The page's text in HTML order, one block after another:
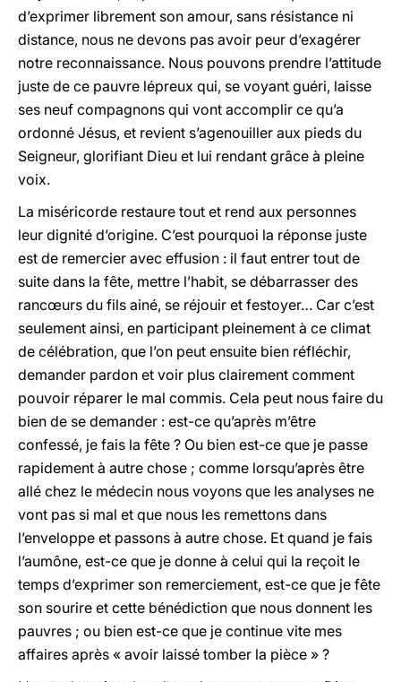
d’exprimer librement son amour, sans résistance ni
distance, nous ne devons pas avoir peur d’exagérer
notre reconnaissance. Nous pouvons prendre l’attitude
juste de ce pauvre lépreux qui, se voyant guéri, laisse
ses neuf compagnons qui vont accomplir ce qu’a
ordonné Jésus, et revient s’agenouiller aux pieds du
Seigneur, glorifiant Dieu et lui rendant grâce à pleine
voix.
La miséricorde restaure tout et rend aux personnes
leur dignité d’origine. C’est pourquoi la réponse juste
est de remercier avec effusion : il faut entrer tout de
suite dans la fête, mettre l’habit, se débarrasser des
rancœurs du fils ainé, se réjouir et festoyer… Car c’est
seulement ainsi, en participant pleinement à ce climat
de célébration, que l’on peut ensuite bien réfléchir,
demander pardon et voir plus clairement comment
pouvoir réparer le mal commis. Cela peut nous faire du
bien de se demander : est-ce qu’après m’être
confessé, je fais la fête ? Ou bien est-ce que je passe
rapidement à autre chose ; comme lorsqu’après être
allé chez le médecin nous voyons que les analyses ne
vont pas si mal et que nous les remettons dans
l’enveloppe et passons à autre chose. Et quand je fais
l’aumône, est-ce que je donne à celui qui la reçoit le
temps d’exprimer son remerciement, est-ce que je fête
son sourire et cette bénédiction que nous donnent les
pauvres ; ou bien est-ce que je continue vite mes
affaires après « avoir laissé tomber la pièce » ?